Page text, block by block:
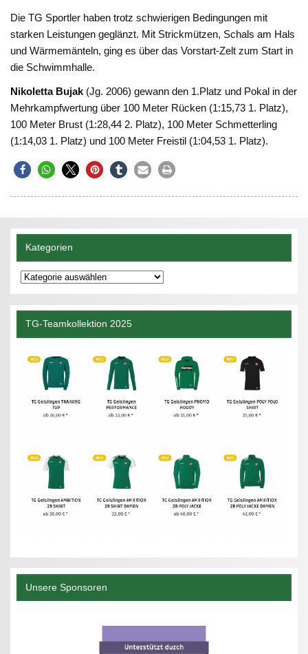
Die TG Sportler haben trotz schwierigen Bedingungen mit
starken Leistungen geglänzt. Mit Strickmützen, Schals am Hals
und Wärmemänteln, ging es über das Vorstart-Zelt zum Start in
die Schwimmhalle.
Nikoletta Bujak (Jg. 2006) gewann den 1.Platz und Pokal in der
Mehrkampfwertung über 100 Meter Rücken (1:15,73 1. Platz),
100 Meter Brust (1:28,44 2. Platz), 100 Meter Schmetterling
(1:14,03 1. Platz) und 100 Meter Freistil (1:04,53 1. Platz).
Kategorien
Kategorien
TG-Teamkollektion 2025
Unsere Sponsoren